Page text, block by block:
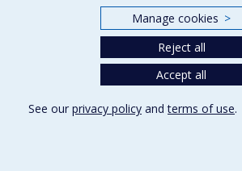
Manage cookies >
Reject all
Accept all
See our privacy policy andterms of use.